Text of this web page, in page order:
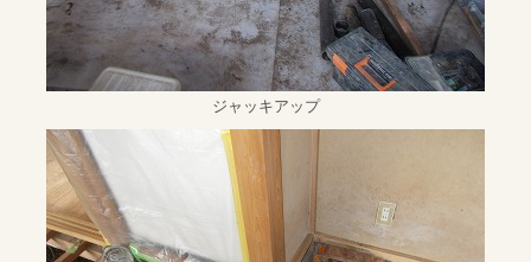
ジャッキアップ